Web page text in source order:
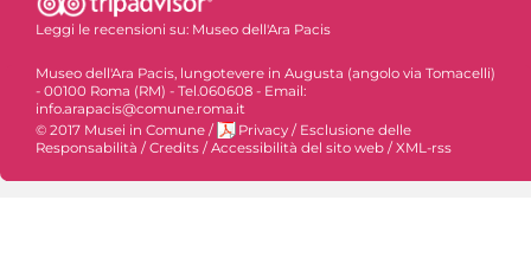
Leggi le recensioni su: Museo dell'Ara Pacis
Museo dell'Ara Pacis, lungotevere in Augusta (angolo via Tomacelli)
- 00100 Roma (RM) - Tel.060608 - Email:
info.arapacis@comune.roma.it
© 2017 Musei in Comune / Privacy / Esclusione delle
Responsabilità / Credits / Accessibilità del sito web / XML-rss